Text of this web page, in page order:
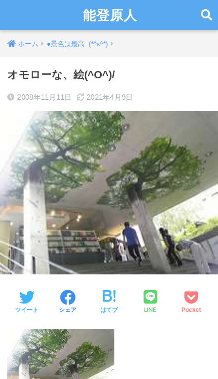
能登原人
ホーム ●景色は最高 .(*^ε^*)
オモローな、絵(^O^)/
2008年11月11日 2021年4月9日
ツイート シェア はてブ LINE Pocket